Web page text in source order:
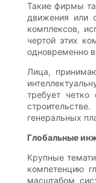
Такие фирмы
движения или
комплексов,
чертой этих
одновременно
Лица,
требует четко
генеральных
Глобальные
Крупные
компетенцию
масштабом,